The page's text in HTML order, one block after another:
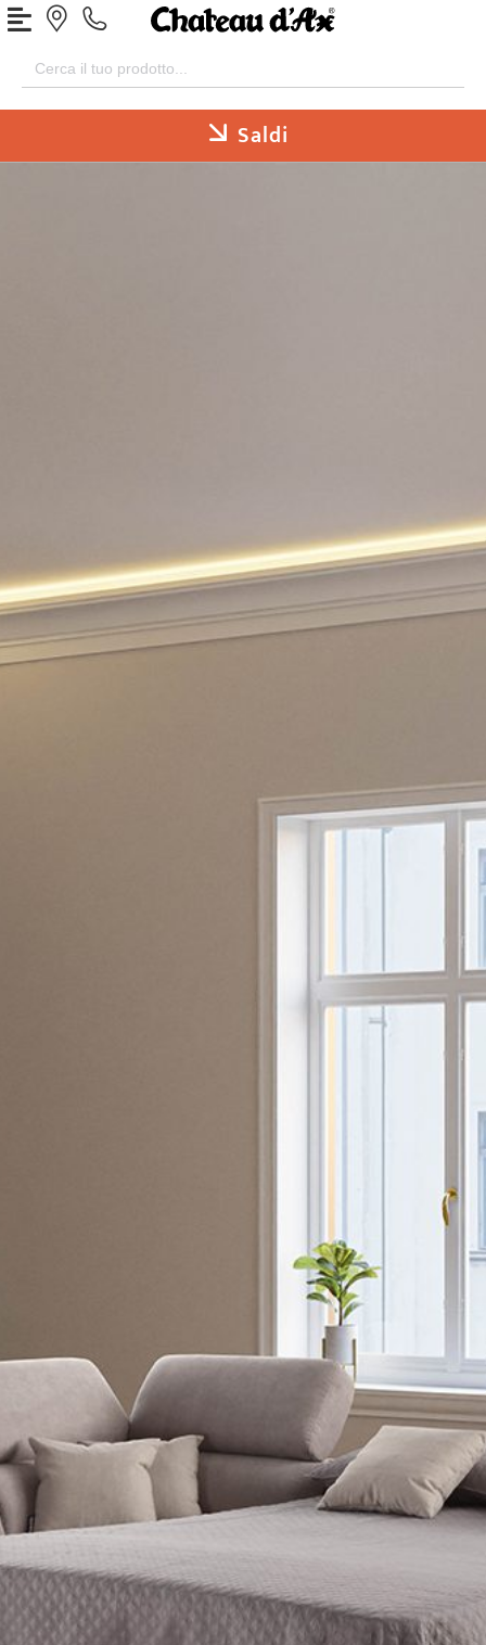
Search
for:
Saldi